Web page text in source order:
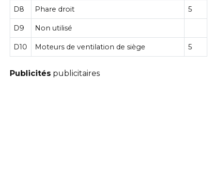
D8 Phare droit 5
D9 Non utilisé
D10 Moteurs de ventilation de siège 5
Publicités publicitaires